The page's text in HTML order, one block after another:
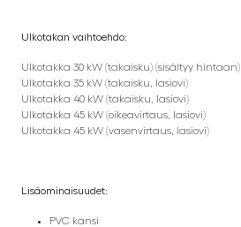
Ulkotakan vaihtoehdo:
Ulkotakka 30 kW (takaisku) (sisältyy hintaan)
Ulkotakka 35 kW (takaisku, lasiovi)
Ulkotakka 40 kW (takaisku, lasiovi)
Ulkotakka 45 kW (oikeavirtaus, lasiovi)
Ulkotakka 45 kW (vasenvirtaus, lasiovi)
Lisäominaisuudet:
PVC kansi